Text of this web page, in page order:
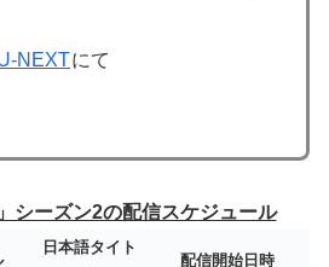
NEXTにて
シーズン2の配信スケジュール
日本語タイト
配信開始日時